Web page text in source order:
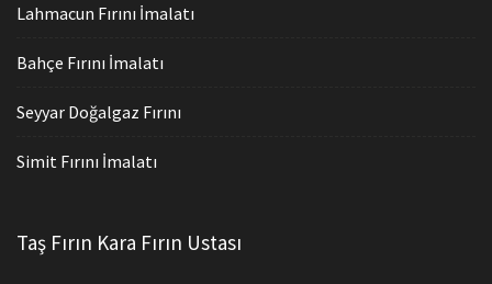
Lahmacun Fırını İmalatı
Bahçe Fırını İmalatı
Seyyar Doğalgaz Fırını
Simit Fırını İmalatı
Taş Fırın Kara Fırın Ustası